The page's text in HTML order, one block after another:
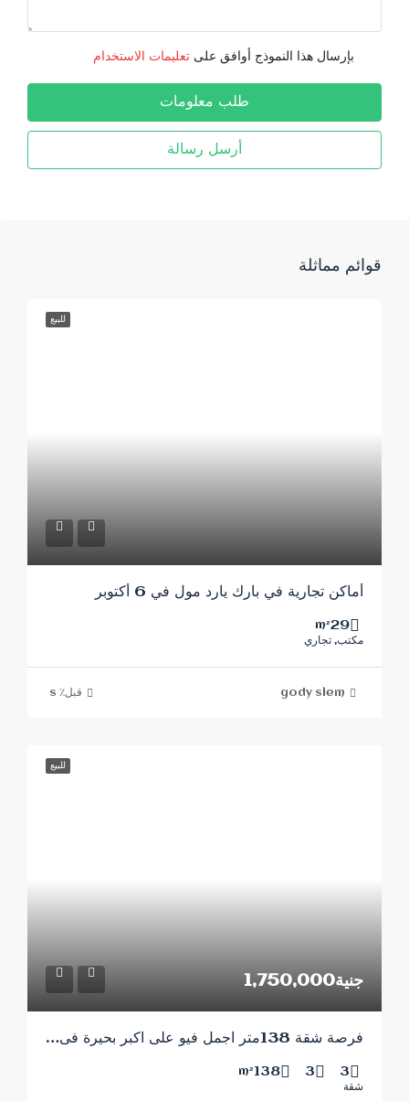
بإرسال هذا النموذج أوافق على تعليمات الاستخدام
طلب معلومات
أرسل رسالة
قوائم مماثلة
للبيع
أماكن تجارية في بارك يارد مول في 6 أكتوبر
29
m²
مكتب, تجاري
gody slem قبل٪ s
للبيع
جنية1,750,000
فرصة شقة 138متر اجمل فيو على اكبر بحيرة فى المشروع
3
3
138
m²
شقة